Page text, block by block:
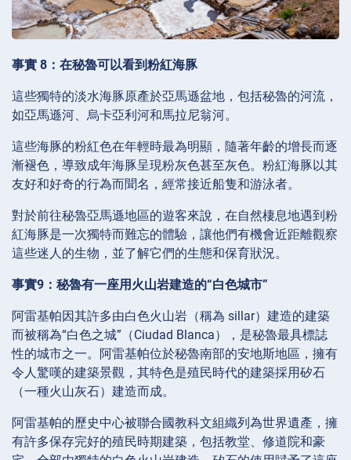
事實 8：在秘魯可以看到粉紅海豚
這些獨特的淡水海豚原產於亞馬遜盆地，包括秘魯的河流，
如亞馬遜河、烏卡亞利河和馬拉尼翁河。
這些海豚的粉紅色在年輕時最為明顯，隨著年齡的增長而逐
漸褪色，導致成年海豚呈現粉灰色甚至灰色。粉紅海豚以其
友好和好奇的行為而聞名，經常接近船隻和游泳者。
對於前往秘魯亞馬遜地區的遊客來說，在自然棲息地遇到粉
紅海豚是一次獨特而難忘的體驗，讓他們有機會近距離觀察
這些迷人的生物，並了解它們的生態和保育狀況。
事實9：秘魯有一座用火山岩建造的“白色城市”
阿雷基帕因其許多由白色火山岩（稱為 sillar）建造的建築
而被稱為“白色之城”（Ciudad Blanca），是秘魯最具標誌
性的城市之一。阿雷基帕位於秘魯南部的安地斯地區，擁有
令人驚嘆的建築景觀，其特色是殖民時代的建築採用矽石
（一種火山灰石）建造而成。
阿雷基帕的歷史中心被聯合國教科文組織列為世界遺產，擁
有許多保存完好的殖民時期建築，包括教堂、修道院和豪